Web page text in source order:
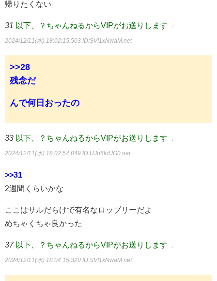
帰りたくない
31 以下、？ちゃんねるからVIPがお送りします ：
2024/12/11(水) 18:02:15.503 ID:SVI1xNwaM.net
>>28
残念だ
んで何日おったの
33 以下、？ちゃんねるからVIPがお送りします ：
2024/12/11(水) 18:02:54.049 ID:UJo6kdJG0.net
>>31
2週間くらいかな
ここはサルだらけで有名なロッブリーだよ
めちゃくちゃ良かった
37 以下、？ちゃんねるからVIPがお送りします ：
2024/12/11(水) 18:04:15.320 ID:SVI1xNwaM.net